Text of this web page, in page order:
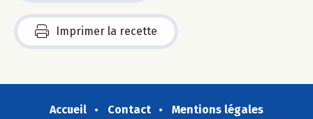
Imprimer la recette
Accueil Contact
Mentions légales